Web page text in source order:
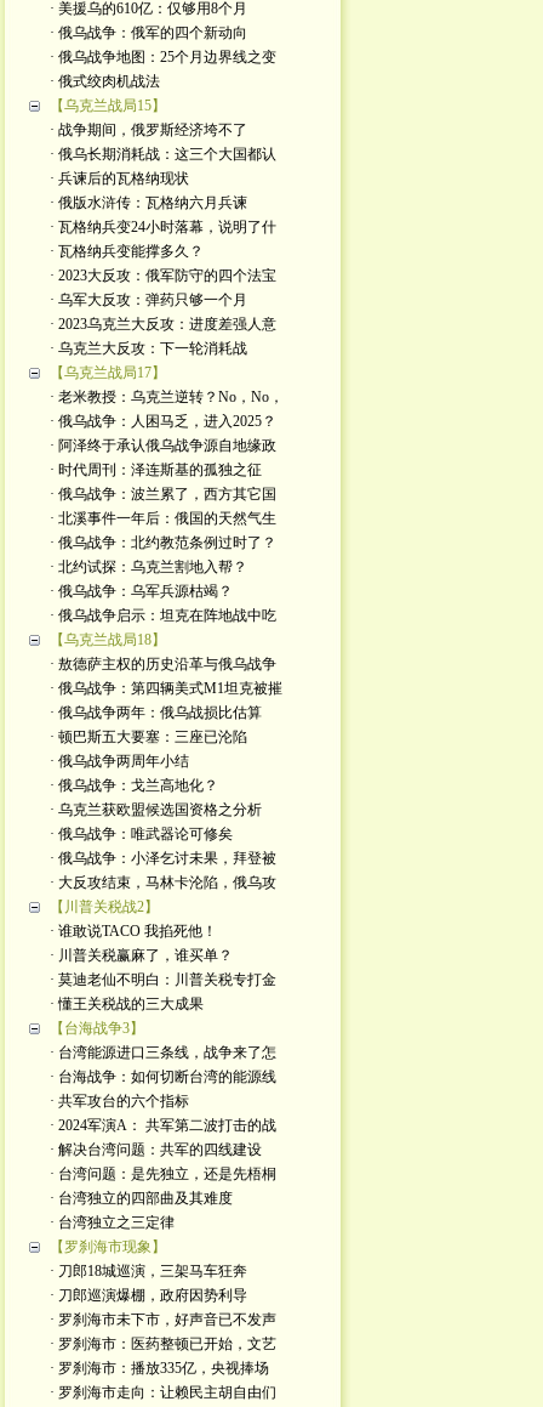
· 美援乌的610亿：仅够用8个月
· 俄乌战争：俄军的四个新动向
· 俄乌战争地图：25个月边界线之变
· 俄式绞肉机战法
【乌克兰战局15】
· 战争期间，俄罗斯经济垮不了
· 俄乌长期消耗战：这三个大国都认
· 兵谏后的瓦格纳现状
· 俄版水浒传：瓦格纳六月兵谏
· 瓦格纳兵变24小时落幕，说明了什
· 瓦格纳兵变能撑多久？
· 2023大反攻：俄军防守的四个法宝
· 乌军大反攻：弹药只够一个月
· 2023乌克兰大反攻：进度差强人意
· 乌克兰大反攻：下一轮消耗战
【乌克兰战局17】
· 老米教授：乌克兰逆转？No，No，
· 俄乌战争：人困马乏，进入2025？
· 阿泽终于承认俄乌战争源自地缘政
· 时代周刊：泽连斯基的孤独之征
· 俄乌战争：波兰累了，西方其它国
· 北溪事件一年后：俄国的天然气生
· 俄乌战争：北约教范条例过时了？
· 北约试探：乌克兰割地入帮？
· 俄乌战争：乌军兵源枯竭？
· 俄乌战争启示：坦克在阵地战中吃
【乌克兰战局18】
· 敖德萨主权的历史沿革与俄乌战争
· 俄乌战争：第四辆美式M1坦克被摧
· 俄乌战争两年：俄乌战损比估算
· 顿巴斯五大要塞：三座已沦陷
· 俄乌战争两周年小结
· 俄乌战争：戈兰高地化？
· 乌克兰获欧盟候选国资格之分析
· 俄乌战争：唯武器论可修矣
· 俄乌战争：小泽乞讨未果，拜登被
· 大反攻结束，马林卡沦陷，俄乌攻
【川普关税战2】
· 谁敢说TACO 我掐死他！
· 川普关税赢麻了，谁买单？
· 莫迪老仙不明白：川普关税专打金
· 懂王关税战的三大成果
【台海战争3】
· 台湾能源进口三条线，战争来了怎
· 台海战争：如何切断台湾的能源线
· 共军攻台的六个指标
· 2024军演A： 共军第二波打击的战
· 解决台湾问题：共军的四线建设
· 台湾问题：是先独立，还是先梧桐
· 台湾独立的四部曲及其难度
· 台湾独立之三定律
【罗刹海市现象】
· 刀郎18城巡演，三架马车狂奔
· 刀郎巡演爆棚，政府因势利导
· 罗刹海市未下市，好声音已不发声
· 罗刹海市：医药整顿已开始，文艺
· 罗刹海市：播放335亿，央视捧场
· 罗刹海市走向：让赖民主胡自由们